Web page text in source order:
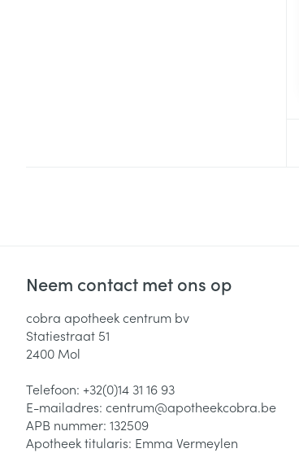
Neem contact met ons op
cobra apotheek centrum bv
Statiestraat 51
2400 Mol
Telefoon: +32(0)14 31 16 93
E-mailadres: centrum@apotheekcobra.be
APB nummer: 132509
Apotheek titularis: Emma Vermeylen